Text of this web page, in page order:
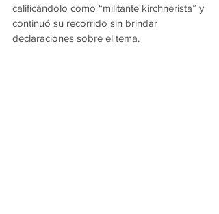
calificándolo como “militante kirchnerista” y
continuó su recorrido sin brindar
declaraciones sobre el tema.